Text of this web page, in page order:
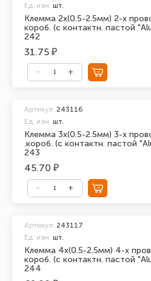
Клемма 2х(0.5-2.5мм) 2-х
короб. (с контактн. пастой
242
Ед. изм. шт.
31.75 ₽
Клемма 3х(0.5-2.5мм) 3-х
.короб. (с контактн. пастой
243
Артикул: 243116
Ед. изм. шт.
45.70 ₽
Клемма 4х(0.5-2.5мм) 4-х
короб. (с контактн. пастой
244
Артикул: 243117
Ед. изм. шт.